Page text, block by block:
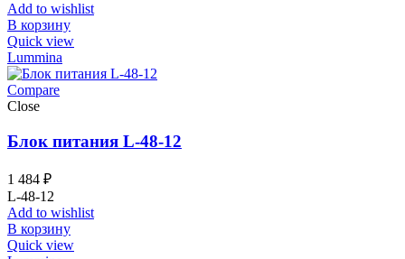
Add to wishlist
В корзину
Quick view
Lummina
Compare
Close
Блок питания L-48-12
1 484 ₽
L-48-12
Add to wishlist
В корзину
Quick view